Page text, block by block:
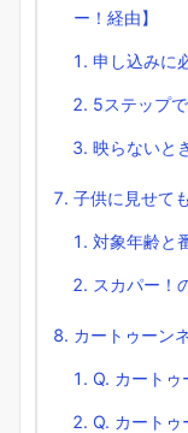
ー！経由】
申し込みに
5ステップ
映らないと
子供に見せて
対象年齢と
スカパー！
カートゥーン
Q. カートゥ
Q. カート